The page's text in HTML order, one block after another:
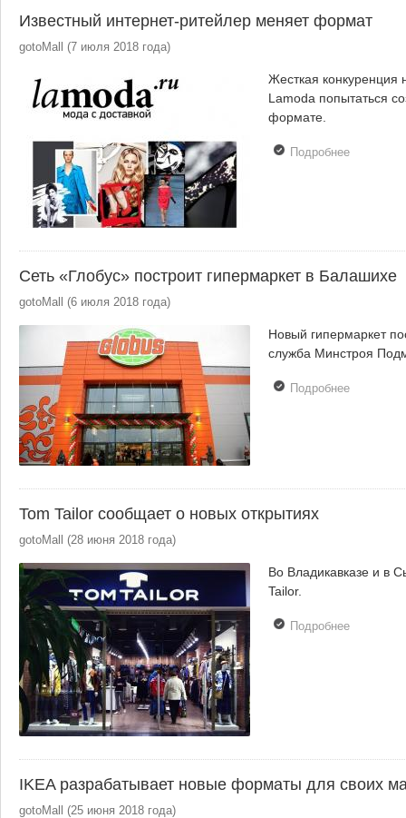
Известный интернет-ритейлер меняет формат
gotoMall (7 июля 2018 года)
Жесткая конкуренция
Lamoda попытаться
формате.
Подробнеео
Сеть «Глобус» построит гипермаркет в Балашихе
gotoMall (6 июля 2018 года)
Новый гипермаркет
служба Минстроя
Подробнеео Сеть
Tom Tailor сообщает о новых открытиях
gotoMall (28 июня 2018 года)
Во Владикавказе и в
Tailor.
Подробнеео Tom
IKEA разрабатывает новые форматы для своих
gotoMall (25 июня 2018 года)